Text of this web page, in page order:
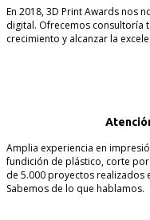
En 2018, 3D Print Awards nos
digital. Ofrecemos consultoría
crecimiento y alcanzar la
Amplia experiencia en
fundición de plástico, corte por
de 5.000 proyectos realizados
Sabemos de lo que hablamos.